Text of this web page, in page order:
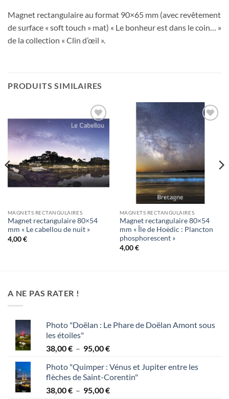
Magnet rectangulaire au format 90×65 mm (avec revêtement
de surface « soft touch » mat) « Le bonheur est dans le coin… »
de la collection « Clin d’œil ».
PRODUITS SIMILAIRES
Ajouter
MAGNETS RECTANGULAIRES
Magnet rectangulaire 80×54
mm « Le cabellou de nuit »
4,00€
wishlist
MAGNETS RECTANGULAIRES
Magnet rectangulaire 80×54
mm « Île de Hoëdic : Plancton
phosphorescent »
4,00€
A NE PAS RATER !
Photo "Doëlan : Le Phare de Doëlan Amont sous
les étoiles"
38,00€ – 95,00€Plage
prix :
38,00 €
à
Photo "Quimper : Vénus et Jupiter entre les
flèches de Saint-Corentin"
38,00€ – 95,00€Plage